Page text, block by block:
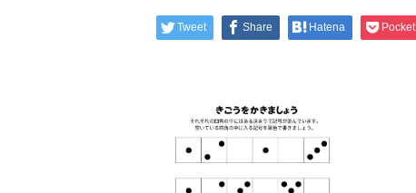
Tweet Share Hatena Pocket